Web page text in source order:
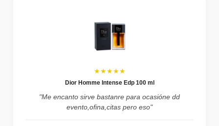
★★★★★
Dior Homme Intense Edp 100 ml
"Me encanto sirve bastanre para ocasióne dd
evento,ofina,citas pero eso"